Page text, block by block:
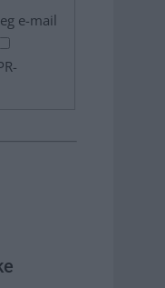
e-mail